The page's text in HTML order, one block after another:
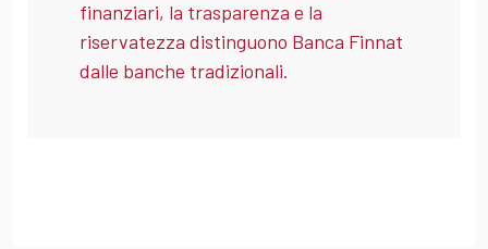
finanziari, la trasparenza e la
riservatezza distinguono Banca Finnat
dalle banche tradizionali.